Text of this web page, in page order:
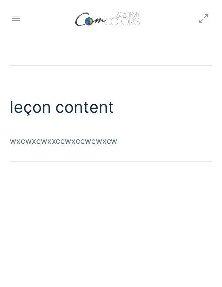
leçon content
wxcwxcwxxccwxccwcwxcw